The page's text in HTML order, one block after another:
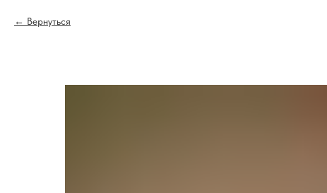
Вернуться